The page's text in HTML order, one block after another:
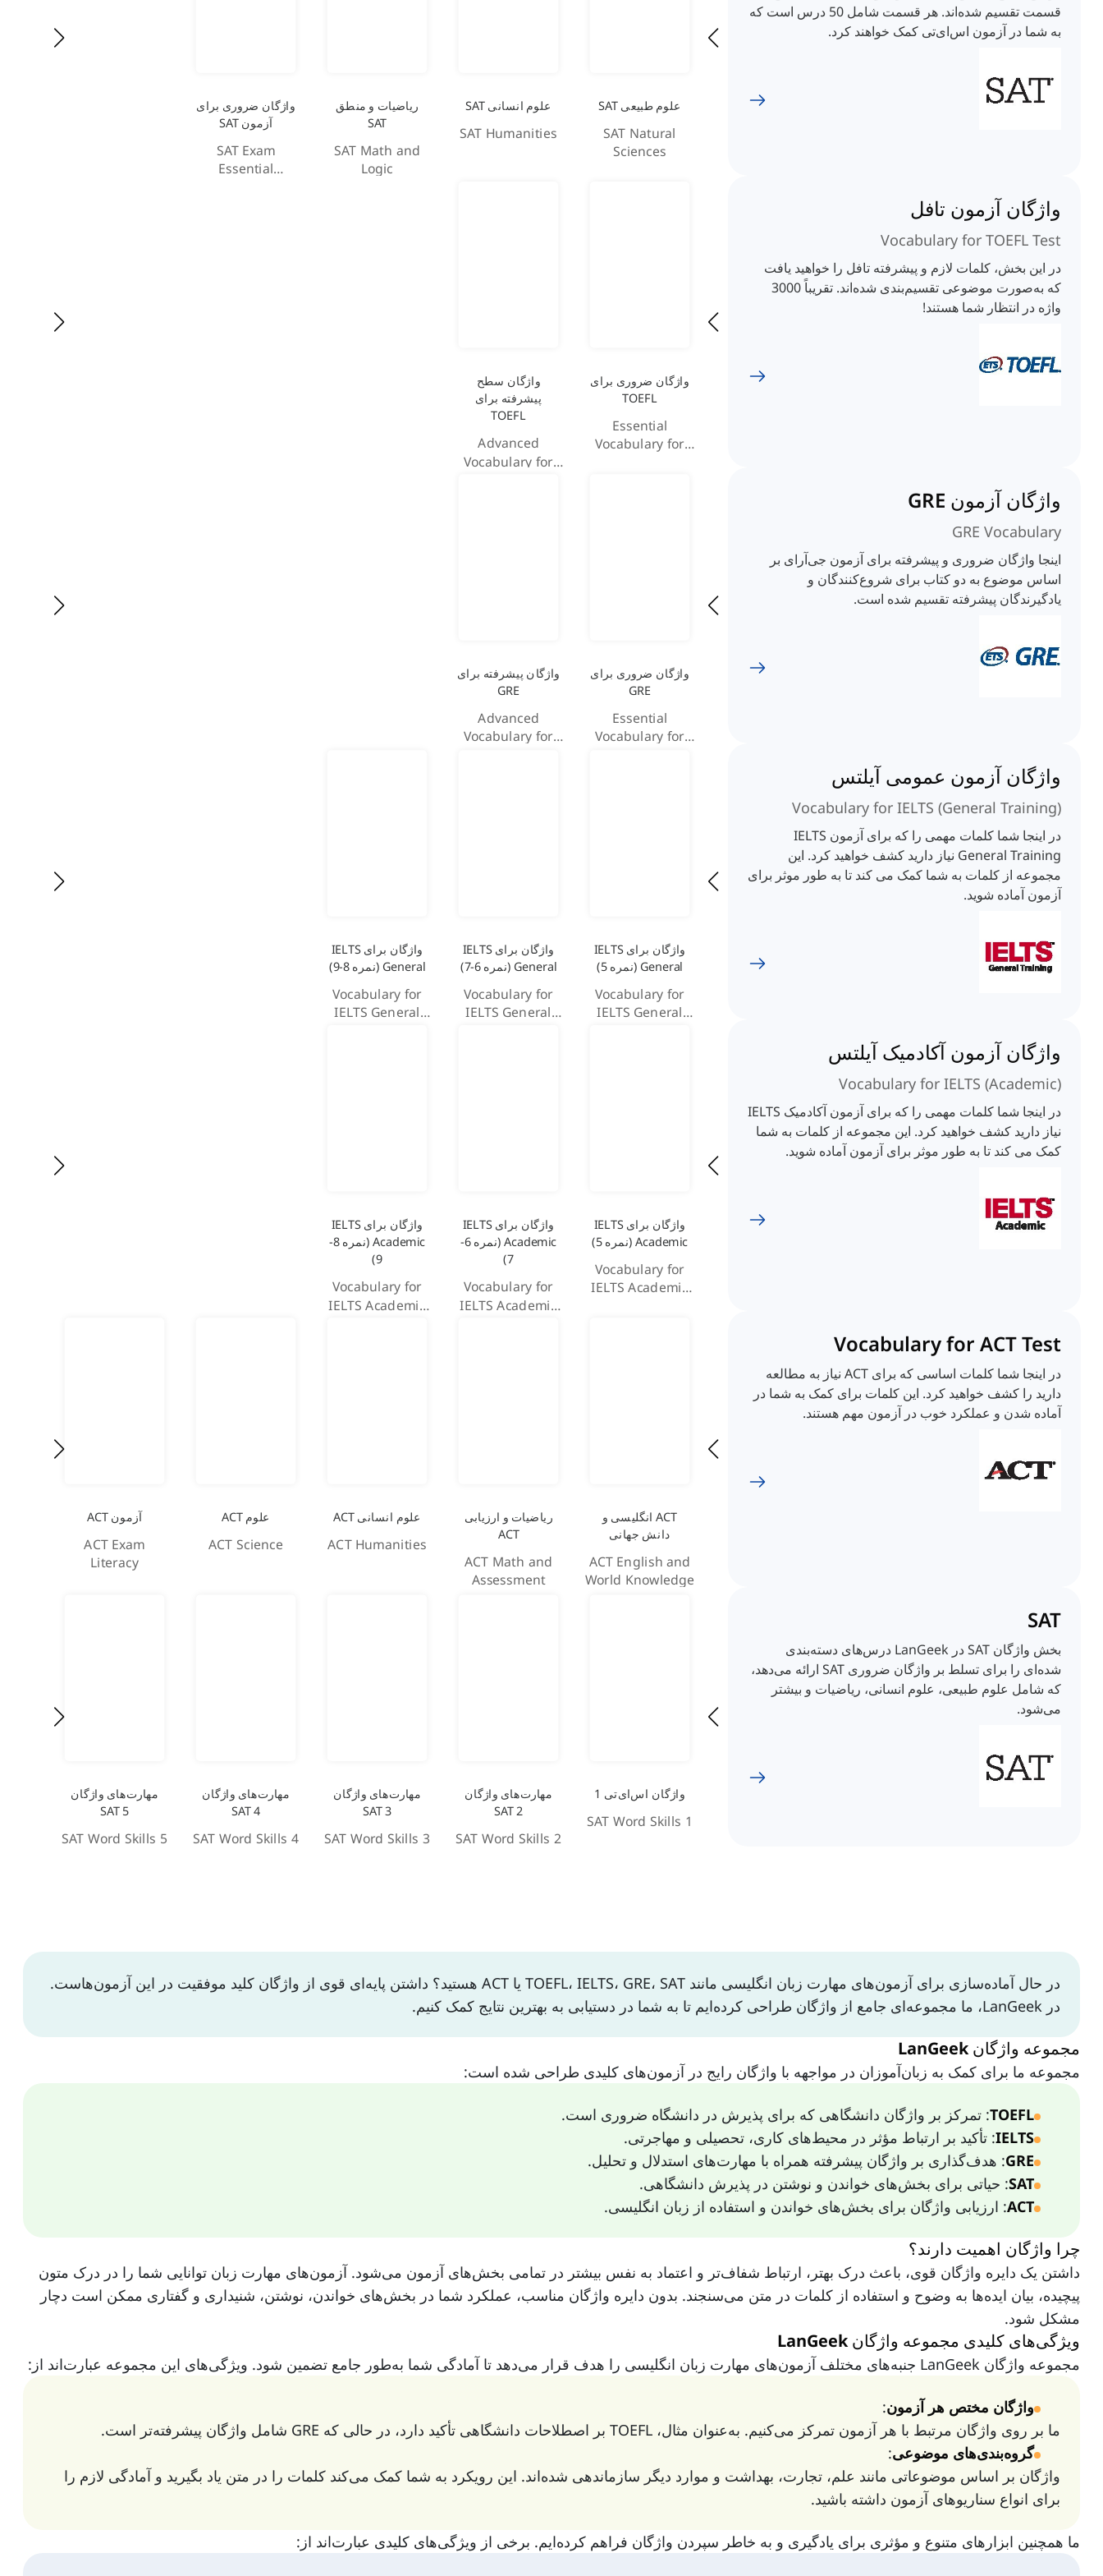
قسمت تقسیم شده‌اند. هر قسمت شامل 50 درس است که
به شما در آزمون اس‌ای‌تی کمک خواهند کرد.
علوم طبیعی SAT
SAT Natural
Sciences
علوم انسانی SAT
SAT Humanities
ریاضیات و منطق
SAT
SAT Math and
Logic
واژگان ضروری برای
آزمون SAT
SAT Exam
Essential
واژگان آزمون تافل
Vocabulary for TOEFL Test
در این بخش، کلمات لازم و پیشرفته تافل را خواهید یافت
که به‌صورت موضوعی تقسیم‌بندی شده‌اند. تقریباً 3000
واژه در انتظار شما هستند!
واژگان ضروری برای
TOEFL
Essential
Vocabulary for
واژگان سطح
پیشرفته برای
TOEFL
Advanced
Vocabulary for
واژگان آزمون GRE
GRE Vocabulary
اینجا واژگان ضروری و پیشرفته برای آزمون جی‌آرای بر
اساس موضوع به دو کتاب برای شروع‌کنندگان و
یادگیرندگان پیشرفته تقسیم شده است.
واژگان ضروری برای
GRE
Essential
Vocabulary for
واژگان پیشرفته برای
GRE
Advanced
Vocabulary for
واژگان آزمون عمومی آیلتس
Vocabulary for IELTS (General Training)
در اینجا شما کلمات مهمی را که برای آزمون IELTS
General Training نیاز دارید کشف خواهید کرد. این
مجموعه از کلمات به شما کمک می کند تا به طور موثر برای
آزمون آماده شوید.
واژگان برای IELTS
General (نمره 5)
Vocabulary for
IELTS General
واژگان برای IELTS
General (نمره 6-7)
Vocabulary for
IELTS General
واژگان برای IELTS
General (نمره 8-9)
Vocabulary for
IELTS General
واژگان آزمون آکادمیک آیلتس
Vocabulary for IELTS (Academic)
در اینجا شما کلمات مهمی را که برای آزمون آکادمیک IELTS
نیاز دارید کشف خواهید کرد. این مجموعه از کلمات به شما
کمک می کند تا به طور موثر برای آزمون آماده شوید.
واژگان برای IELTS
Academic (نمره 5)
Vocabulary for
IELTS Academic
واژگان برای IELTS
Academic (نمره 6-
7)
Vocabulary for
IELTS Academic
واژگان برای IELTS
Academic (نمره 8-
9)
Vocabulary for
IELTS Academic
Vocabulary for ACT Test
در اینجا شما کلمات اساسی که برای ACT نیاز به مطالعه
دارید را کشف خواهید کرد. این کلمات برای کمک به شما در
آماده شدن و عملکرد خوب در آزمون مهم هستند.
ACT انگلیسی و
دانش جهانی
ACT English and
World Knowledge
ریاضیات و ارزیابی
ACT
ACT Math and
Assessment
علوم انسانی ACT
ACT Humanities
علوم ACT
ACT Science
آزمون ACT
ACT Exam
Literacy
SAT
بخش واژگان SAT در LanGeek درس‌های دسته‌بندی
شده‌ای را برای تسلط بر واژگان ضروری SAT ارائه می‌دهد،
که شامل علوم طبیعی، علوم انسانی، ریاضیات و بیشتر
می‌شود.
واژگان اس‌ای‌تی 1
SAT Word Skills 1
مهارت‌های واژگان
SAT 2
SAT Word Skills 2
مهارت‌های واژگان
SAT 3
SAT Word Skills 3
مهارت‌های واژگان
SAT 4
SAT Word Skills 4
مهارت‌های واژگان
SAT 5
SAT Word Skills 5
در حال آماده‌سازی برای آزمون‌های مهارت زبان انگلیسی مانند TOEFL، IELTS، GRE، SAT یا ACT هستید؟ داشتن پایه‌ای قوی از واژگان کلید موفقیت در این آزمون‌هاست.
در LanGeek، ما مجموعه‌ای جامع از واژگان طراحی کرده‌ایم تا به شما در دستیابی به بهترین نتایج کمک کنیم.
مجموعه واژگان LanGeek
مجموعه ما برای کمک به زبان‌آموزان در مواجهه با واژگان رایج در آزمون‌های کلیدی طراحی شده است:
TOEFL: تمرکز بر واژگان دانشگاهی که برای پذیرش در دانشگاه ضروری است.
IELTS: تأکید بر ارتباط مؤثر در محیط‌های کاری، تحصیلی و مهاجرتی.
GRE: هدف‌گذاری بر واژگان پیشرفته همراه با مهارت‌های استدلال و تحلیل.
SAT: حیاتی برای بخش‌های خواندن و نوشتن در پذیرش دانشگاهی.
ACT: ارزیابی واژگان برای بخش‌های خواندن و استفاده از زبان انگلیسی.
چرا واژگان اهمیت دارند؟
داشتن یک دایره واژگان قوی، باعث درک بهتر، ارتباط شفاف‌تر و اعتماد به نفس بیشتر در تمامی بخش‌های آزمون می‌شود. آزمون‌های مهارت زبان توانایی شما را در درک متون
پیچیده، بیان ایده‌ها به وضوح و استفاده از کلمات در متن می‌سنجند. بدون دایره واژگان مناسب، عملکرد شما در بخش‌های خواندن، نوشتن، شنیداری و گفتاری ممکن است دچار
مشکل شود.
ویژگی‌های کلیدی مجموعه واژگان LanGeek
مجموعه واژگان LanGeek جنبه‌های مختلف آزمون‌های مهارت زبان انگلیسی را هدف قرار می‌دهد تا آمادگی شما به‌طور جامع تضمین شود. ویژگی‌های این مجموعه عبارت‌اند از:
واژگان مختص هر آزمون:
ما بر روی واژگان مرتبط با هر آزمون تمرکز می‌کنیم. به‌عنوان مثال، TOEFL بر اصطلاحات دانشگاهی تأکید دارد، در حالی که GRE شامل واژگان پیشرفته‌تر است.
گروه‌بندی‌های موضوعی:
واژگان بر اساس موضوعاتی مانند علم، تجارت، بهداشت و موارد دیگر سازماندهی شده‌اند. این رویکرد به شما کمک می‌کند کلمات را در متن یاد بگیرید و آمادگی لازم را
برای انواع سناریوهای آزمون داشته باشید.
ما همچنین ابزارهای متنوع و مؤثری برای یادگیری و به خاطر سپردن واژگان فراهم کرده‌ایم. برخی از ویژگی‌های کلیدی عبارت‌اند از: